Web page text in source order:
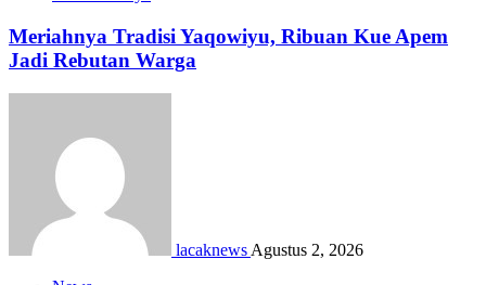
Meriahnya Tradisi Yaqowiyu, Ribuan Kue Apem
Jadi Rebutan Warga
lacaknews Agustus 2, 2026